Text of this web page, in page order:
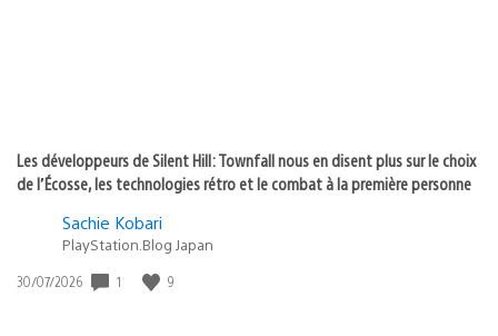
Les développeurs de Silent Hill: Townfall nous en disent plus sur le choix
de l’Écosse, les technologies rétro et le combat à la première personne
Sachie Kobari
PlayStation.Blog Japan
Date
30/07/2026 1 9